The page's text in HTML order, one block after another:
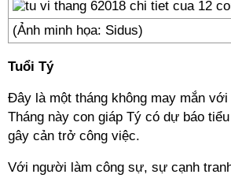
(Ảnh minh họa: Sidus)
Tuổi Tý
Đây là một tháng không may mắn
Tháng này con giáp Tý có dự báo
gây cản trở công việc.
Với người làm công sự, sự cạnh